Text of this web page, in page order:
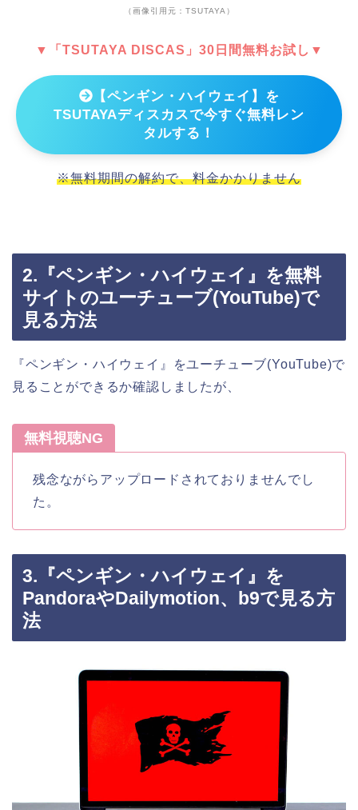
（画像引用元：TSUTAYA）
▼「TSUTAYA DISCAS」30日間無料お試し▼
【ペンギン・ハイウェイ】を
TSUTAYAディスカスで今すぐ無料レン
タルする！
※無料期間の解約で、料金かかりません
2.『ペンギン・ハイウェイ』を無料
サイトのユーチューブ(YouTube)で
見る方法
『ペンギン・ハイウェイ』をユーチューブ(YouTube)で
見ることができるか確認しましたが、
無料視聴NG
残念ながらアップロードされておりませんでし
た。
3.『ペンギン・ハイウェイ』を
PandoraやDailymotion、b9で見る方
法